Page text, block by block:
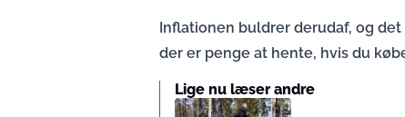
Inflationen buldrer derudaf, og
der er penge at hente, hvis du
Lige nu læser andre